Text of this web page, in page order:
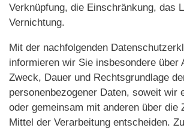
Verknüpfung, die Einschränkung, das
Vernichtung.
Mit der nachfolgenden
informieren wir Sie insbesondere über
Zweck, Dauer und Rechtsgrundlage
personenbezogener Daten, soweit wir
oder gemeinsam mit anderen über die
Mittel der Verarbeitung entscheiden.